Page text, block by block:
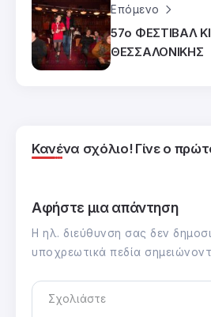
Επόμενο
57ο ΦΕΣΤΙΒΑΛ
ΘΕΣΣΑΛΟΝΙΚΗΣ
Κανένα σχόλιο! Γίνε ο
Αφήστε μια απάντηση
Η ηλ. διεύθυνση σας δεν
υποχρεωτικά πεδία